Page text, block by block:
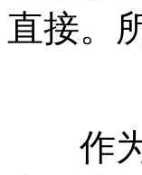
直接。
作为